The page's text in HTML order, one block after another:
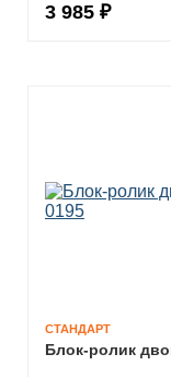
3 985 ₽
СТАНДАРТ
Блок-ролик